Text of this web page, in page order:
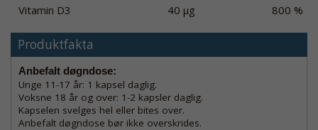
Vitamin D3 40 µg 800 %
Produktfakta
Anbefalt døgndose:
Unge 11-17 år: 1 kapsel daglig.
Voksne 18 år og over: 1-2 kapsler daglig.
Kapselen svelges hel eller bites over.
Anbefalt døgndose bør ikke overskrides.